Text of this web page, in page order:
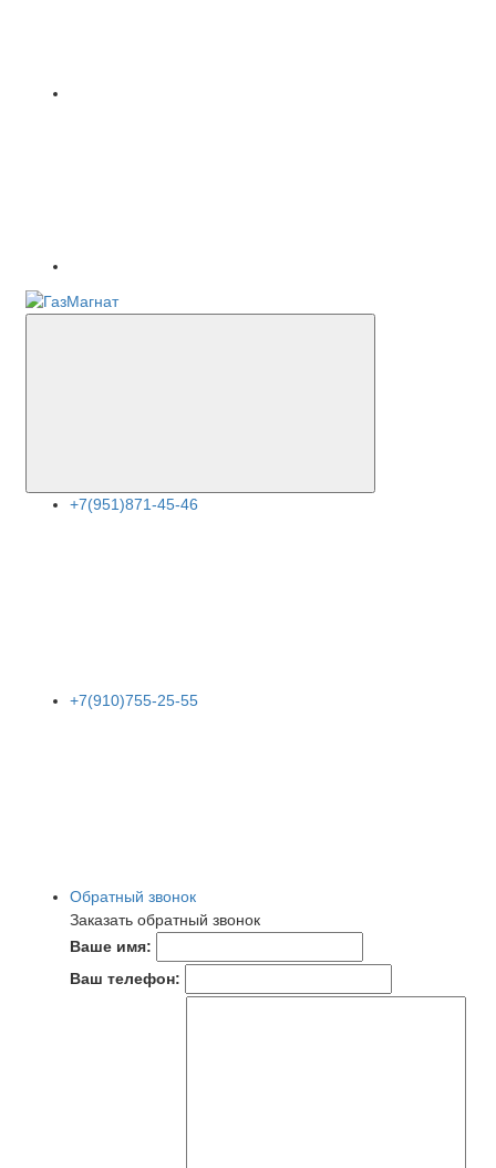
+7(951)871-45-46
+7(910)755-25-55
Обратный звонок
Заказать обратный звонок
Ваше имя:
Ваш телефон: